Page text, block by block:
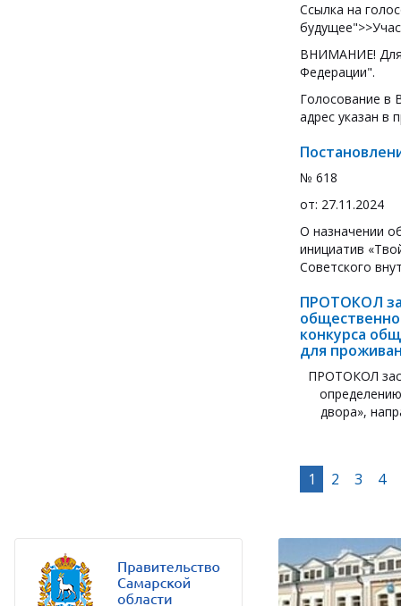
Ссылка на
ВНИМАНИЕ! Для
Федерации".
Голосование в
адрес указан в
№ 618
от: 27.11.2024
О назначении
инициатив
Советского
ПРОТОКОЛ
конкурса
для
ПРОТОКОЛ
двора»,
1 2 3 4